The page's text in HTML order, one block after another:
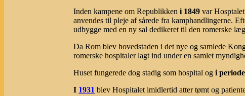
Inden kampene om Republikken i 1849 var
anvendes til pleje af sårede fra kamphandlingerne.
udbygge med en ny sal dedikeret til den romerske
Da Rom blev hovedstaden i det nye og samlede
romerske hospitaler lagt ind under en samlet
Huset fungerede dog stadig som hospital og i
I 1931 blev Hospitalet imidlertid atter tømt og